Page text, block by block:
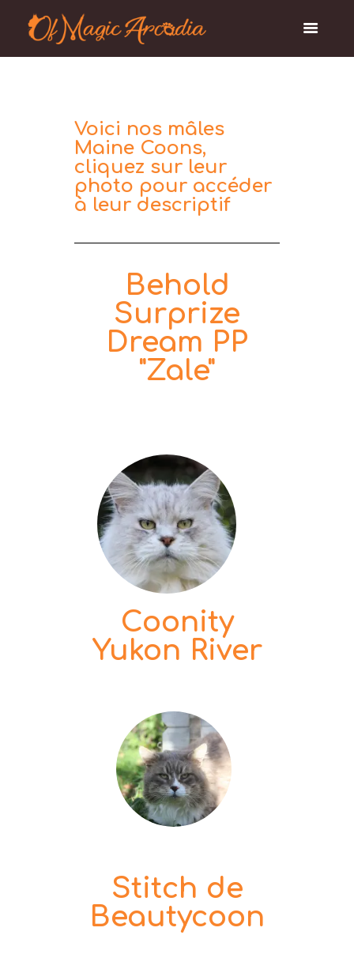
Voici nos mâles
Maine Coons,
cliquez sur leur
photo pour accéder
à leur descriptif
Behold
Surprize
Dream PP
"Zale"
Coonity
Yukon River
Stitch de
Beautycoon